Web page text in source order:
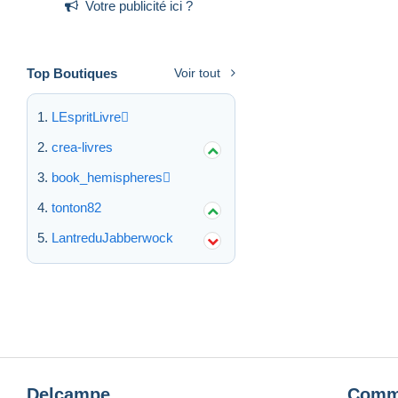
Votre publicité ici ?
Top Boutiques Voir tout
LEspritLivre
crea-livres
book_hemispheres
tonton82
LantreduJabberwock